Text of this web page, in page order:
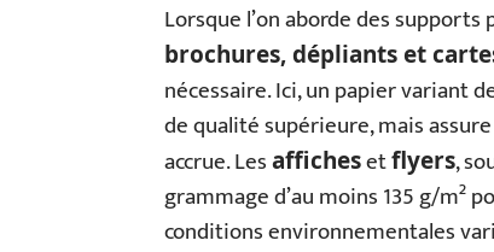
Lorsque l’on aborde des
brochures, dépliants et
nécessaire. Ici, un papier variant
de qualité supérieure, mais
accrue. Lesaffichesetflyers,
grammage d’au moins 135 g/m²
conditions environnementales